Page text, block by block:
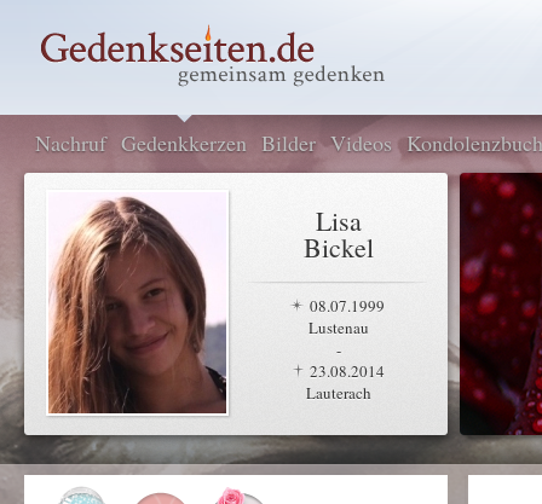
Nachruf Gedenkkerzen Bilder Videos Kondolenzbuch
Lisa
Bickel
08.07.1999
Lustenau
-
23.08.2014
Lauterach